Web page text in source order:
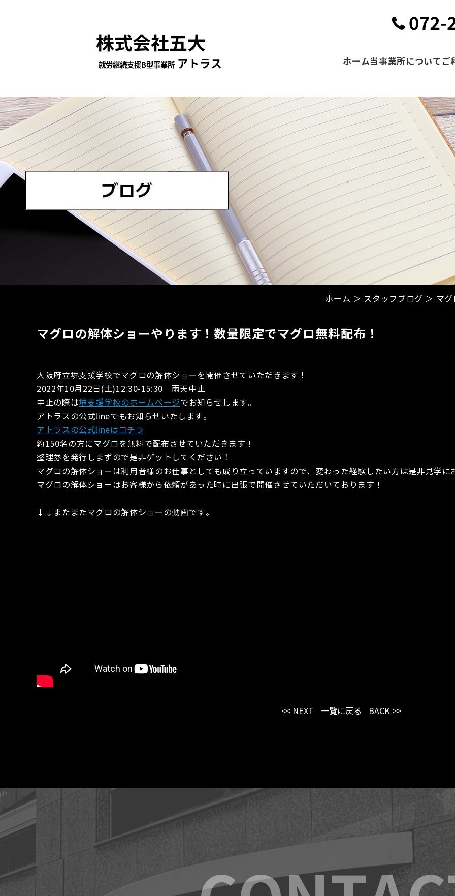
ホーム当事業所について ご
ホーム ＞ スタッフブログ ＞ マ
マグロの解体ショーやります！数量限定でマグロ無料配布！
大阪府立堺支援学校でマグロの解体ショーを開催させていただきます！
2022年10月22日(土)12:30-15:30 雨天中止
中止の際は堺支援学校のホームページでお知らせします。
アトラスの公式lineでもお知らせいたします。
アトラスの公式lineはコチラ
約150名の方にマグロを無料で配布させていただきます！
整理券を発行しまずので是非ゲットしてください！
マグロの解体ショーは利用者様のお仕事としても成り立っていますので、変わった経験したい方は是非見学に
マグロの解体ショーはお客様から依頼があった時に出張で開催させていただいております！
↓↓またまたマグロの解体ショーの動画です。
<< NEXT 一覧に戻る BACK >>